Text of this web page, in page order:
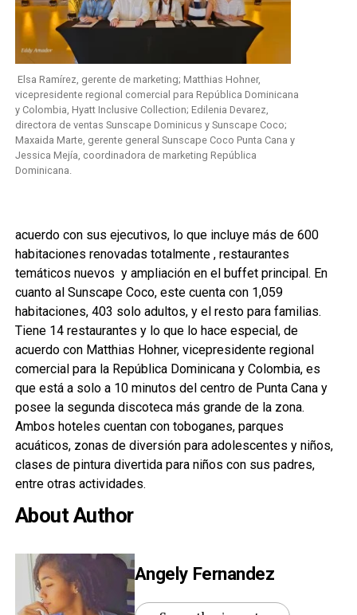
Elsa Ramírez, gerente de marketing; Matthias Hohner,
vicepresidente regional comercial para República Dominicana
y Colombia, Hyatt Inclusive Collection; Edilenia Devarez,
directora de ventas Sunscape Dominicus y Sunscape Coco;
Maxaida Marte, gerente general Sunscape Coco Punta Cana y
Jessica Mejía, coordinadora de marketing República
Dominicana.
acuerdo con sus ejecutivos, lo que incluye más de 600
habitaciones renovadas totalmente , restaurantes
temáticos nuevos y ampliación en el buffet principal. En
cuanto al Sunscape Coco, este cuenta con 1,059
habitaciones, 403 solo adultos, y el resto para familias.
Tiene 14 restaurantes y lo que lo hace especial, de
acuerdo con Matthias Hohner, vicepresidente regional
comercial para la República Dominicana y Colombia, es
que está a solo a 10 minutos del centro de Punta Cana y
posee la segunda discoteca más grande de la zona.
Ambos hoteles cuentan con toboganes, parques
acuáticos, zonas de diversión para adolescentes y niños,
clases de pintura divertida para niños con sus padres,
entre otras actividades.
About Author
Angely Fernandez